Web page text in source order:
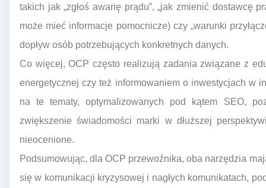
takich jak „zgłoś awarię prądu”, „jak zmienić dostawcę
może mieć informacje pomocnicze) czy „warunki
dopływ osób potrzebujących konkretnych danych.
Co więcej, OCP często realizują zadania związane z
energetycznej czy też informowaniem o inwestycjach w
na te tematy, optymalizowanych pod kątem SEO,
zwiększenie świadomości marki w dłuższej
nieocenione.
Podsumowując, dla OCP przewoźnika, oba narzędzia
się w komunikacji kryzysowej i nagłych komunikatach,